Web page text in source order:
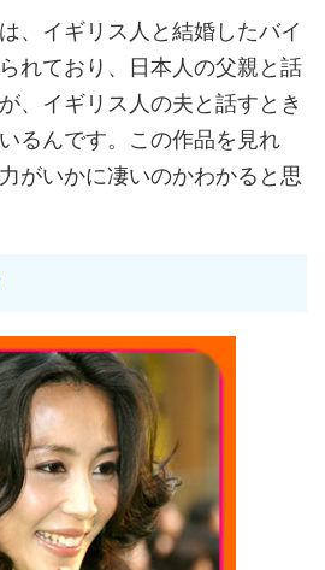
、イギリス人と結婚したバイ
れており、日本人の父親と話
、イギリス人の夫と話すとき
るんです。この作品を見れ
がいかに凄いのかわかると思